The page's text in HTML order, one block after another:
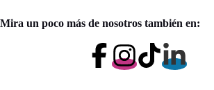
Mira un poco más de nosotros también en: